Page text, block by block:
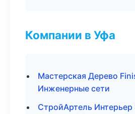
Компании в Уфа
Мастерская Дерево
Инженерные сети
СтройАртель